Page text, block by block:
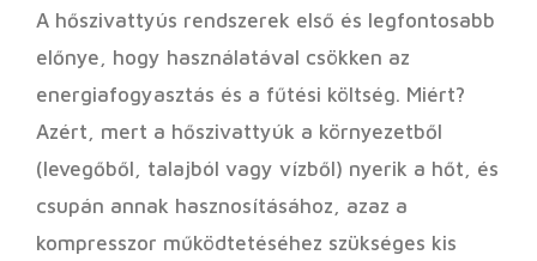
A hőszivattyús rendszerek első és legfontosabb
előnye, hogy használatával csökken az
energiafogyasztás és a fűtési költség. Miért?
Azért, mert a hőszivattyúk a környezetből
(levegőből, talajból vagy vízből) nyerik a hőt, és
csupán annak hasznosításához, azaz a
kompresszor működtetéséhez szükséges kis